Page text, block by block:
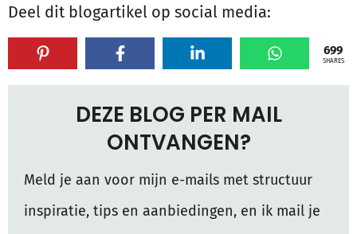
Deel dit blogartikel op social media:
699
SHARES
DEZE BLOG PER MAIL
ONTVANGEN?
Meld je aan voor mijn e-mails met structuur
inspiratie, tips en aanbiedingen, en ik mail je